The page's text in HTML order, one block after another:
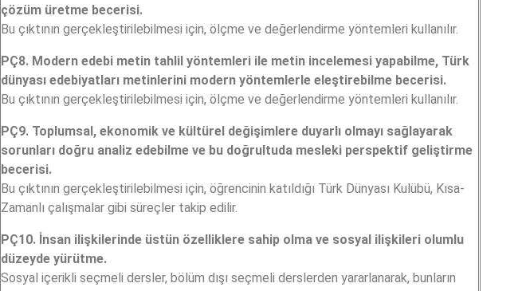
çözüm üretme becerisi.
Bu çıktının gerçekleştirilebilmesi için, ölçme ve değerlendirme yöntemleri kullanılır.
PÇ8. Modern edebi metin tahlil yöntemleri ile metin incelemesi yapabilme, Türk
dünyası edebiyatları metinlerini modern yöntemlerle eleştirebilme becerisi.
Bu çıktının gerçekleştirilebilmesi için, ölçme ve değerlendirme yöntemleri kullanılır.
PÇ9. Toplumsal, ekonomik ve kültürel değişimlere duyarlı olmayı sağlayarak
sorunları doğru analiz edebilme ve bu doğrultuda mesleki perspektif geliştirme
becerisi.
Bu çıktının gerçekleştirilebilmesi için, öğrencinin katıldığı Türk Dünyası Kulübü, Kısa-
Zamanlı çalışmalar gibi süreçler takip edilir.
PÇ10. İnsan ilişkilerinde üstün özelliklere sahip olma ve sosyal ilişkileri olumlu
düzeyde yürütme.
Sosyal içerikli seçmeli dersler, bölüm dışı seçmeli derslerden yararlanarak, bunların